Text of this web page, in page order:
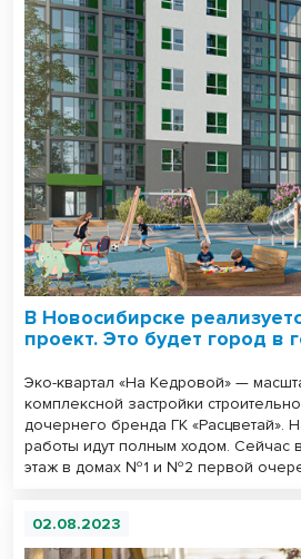
В Новосибирске
проект. Это будет город в
Эко-квартал «На Кедровой» —
комплексной застройки
дочернего бренда ГК «Расцветай».
работы идут полным ходом. Сейчас
этаж в домах №1 и №2 первой
02.08.2023